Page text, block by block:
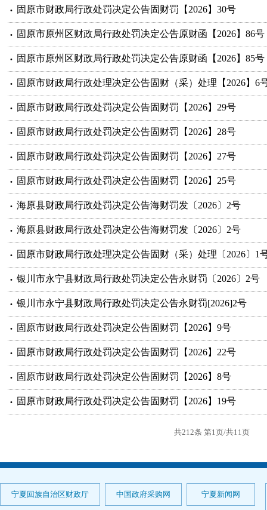
固原市财政局行政处罚决定公告固财罚【2026】30号
固原市原州区财政局行政处罚决定公告原财函【2026】86号
固原市原州区财政局行政处罚决定公告原财函【2026】85号
固原市财政局行政处理决定公告固财（采）处理【2026】6
固原市财政局行政处罚决定公告固财罚【2026】29号
固原市财政局行政处罚决定公告固财罚【2026】28号
固原市财政局行政处罚决定公告固财罚【2026】27号
固原市财政局行政处罚决定公告固财罚【2026】25号
海原县财政局行政处罚决定公告海财罚发〔2026〕2号
海原县财政局行政处罚决定公告海财罚发〔2026〕2号
固原市财政局行政处理决定公告固财（采）处理〔2026〕1
银川市永宁县财政局行政处罚决定公告永财罚〔2026〕2号
银川市永宁县财政局行政处罚决定公告永财罚[2026]2号
固原市财政局行政处罚决定公告固财罚【2026】9号
固原市财政局行政处罚决定公告固财罚【2026】22号
固原市财政局行政处罚决定公告固财罚【2026】8号
固原市财政局行政处罚决定公告固财罚【2026】19号
共212条 第1页/共11页
宁夏回族自治区财政厅 中国政府采购网 宁夏新闻网